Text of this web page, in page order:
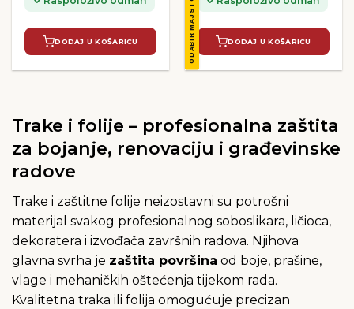
DODAJ U KOŠARICU ODABIR MAJSTORA DODAJ U KOŠARICU
Trake i folije – profesionalna zaštita
za bojanje, renovaciju i građevinske
radove
Trake i zaštitne folije neizostavni su potrošni
materijal svakog profesionalnog soboslikara, ličioca,
dekoratera i izvođača završnih radova. Njihova
glavna svrha je zaštita površina od boje, prašine,
vlage i mehaničkih oštećenja tijekom rada.
Kvalitetna traka ili folija omogućuje precizan